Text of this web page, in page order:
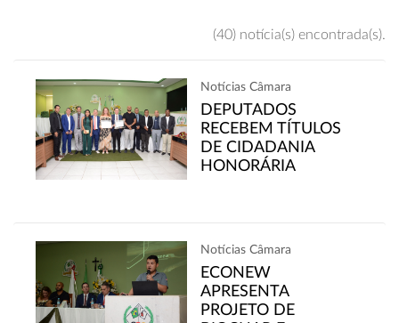
(40) notícia(s) encontrada(s).
Notícias Câmara
DEPUTADOS
RECEBEM TÍTULOS
DE CIDADANIA
HONORÁRIA
Notícias Câmara
ECONEW
APRESENTA
PROJETO DE